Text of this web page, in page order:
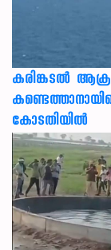
കരിങ്കടൽ
കോടതിയിൽ